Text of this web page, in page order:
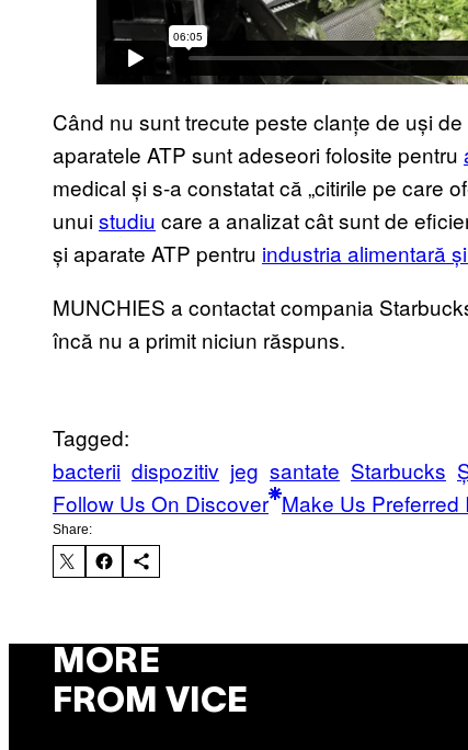
Când nu sunt trecute peste clanțe de uși
aparatele ATP sunt adeseori folosite pentru
medical și s-a constatat că „citirile pe care
unuistudiu care a analizat cât sunt de
și aparate ATP pentru industria alimentară
MUNCHIES a contactat compania
încă nu a primit niciun răspuns.
Tagged:
bacterii dispozitiv jeg santate Starbucks
Follow Us On Discover Make Us Preferred
Share:
MORE
FROM VICE